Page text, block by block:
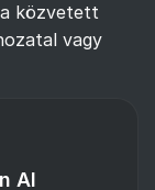
közvetett
vagy
AI